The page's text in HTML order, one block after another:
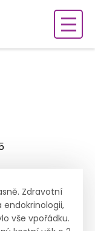
Zdravotní
vše vpořádku.